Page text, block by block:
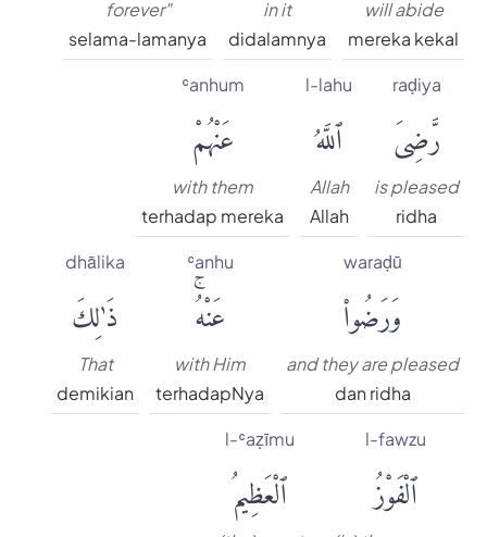
will abide
mereka kekal
in it
didalamnya
forever"
selama-lamanya
raḍiya
رَّضِىَ
is pleased
ridha
l-lahu
ٱللَّهُ
Allah
Allah
ʿanhum
عَنْهُمْ
with them
terhadap mereka
waraḍū
وَرَضُوا۟
and they are pleased
dan ridha
ʿanhu
عَنْهُۚ
with Him
terhadapNya
dhālika
ذَٰلِكَ
That
demikian
l-fawzu
ٱلْفَوْزُ
l-ʿaẓīmu
ٱلْعَظِيمُ